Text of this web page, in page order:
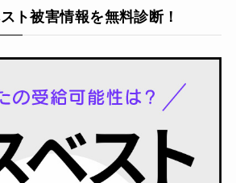
ト被害情報を無料診断！